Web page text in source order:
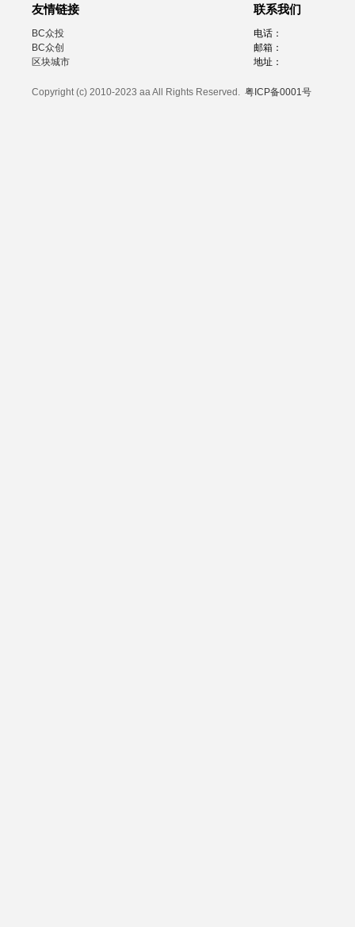
友情链接
BC众投
BC众创
区块城市
联系我们
电话：
邮箱：
地址：
Copyright (c) 2010-2023 aa All Rights Reserved. 粤ICP备0001号